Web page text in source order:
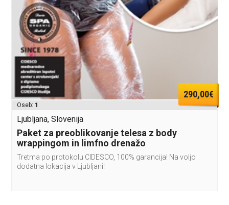
290,00€
Oseb: 1
Ljubljana, Slovenija
Paket za preoblikovanje telesa z body
wrappingom in limfno drenažo
Tretma po protokolu CIDESCO, 100% garancija! Na voljo
dodatna lokacija v Ljubljani!